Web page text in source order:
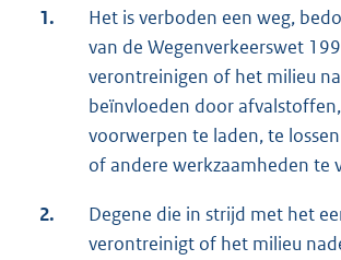
1.
Het is verboden een weg,
van de Wegenverkeerswet
verontreinigen of het milieu
beïnvloeden door
voorwerpen te laden, te
of andere werkzaamheden te
2.
Degene die in strijd met het
verontreinigt of het milieu